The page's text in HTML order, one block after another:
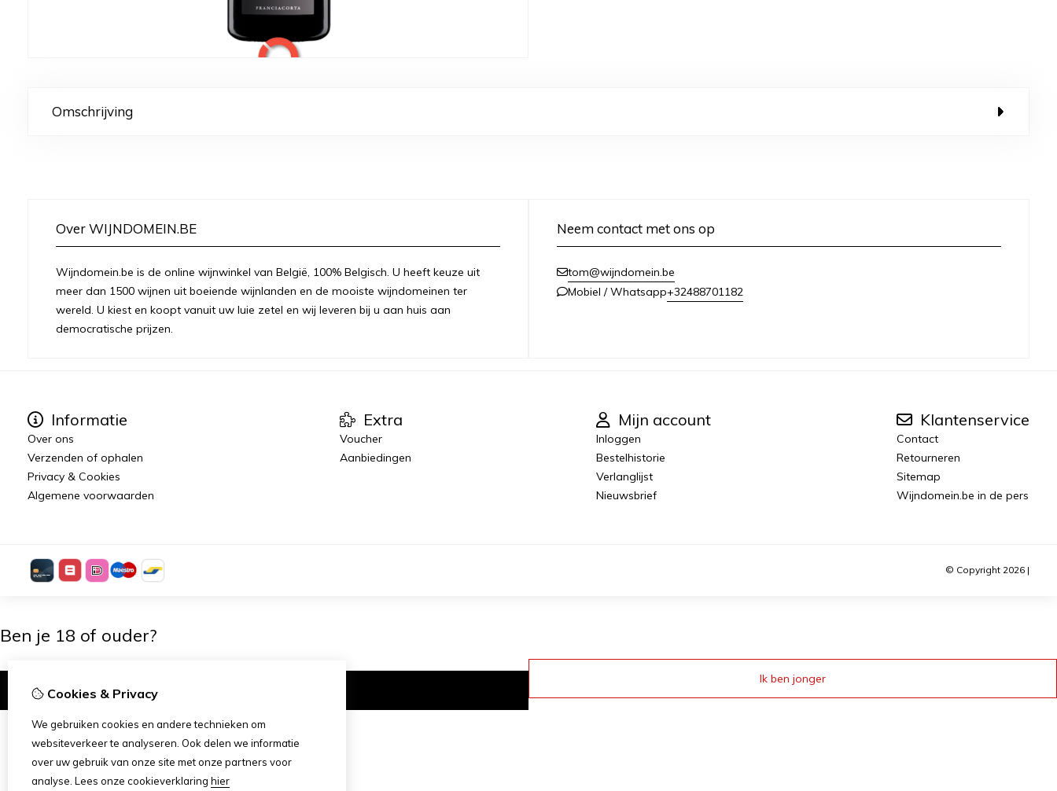
Omschrijving
Over WIJNDOMEIN.BE
Wijndomein.be is de online wijnwinkel van België, 100% Belgisch. U heeft keuze uit
meer dan 1500 wijnen uit boeiende wijnlanden en de mooiste wijndomeinen ter
wereld. U kiest en koopt vanuit uw luie zetel en wij leveren bij u aan huis aan
democratische prijzen.
Neem contact met ons op
tom@wijndomein.be
Mobiel / Whatsapp+32488701182
Informatie
Over ons
Verzenden of ophalen
Privacy & Cookies
Algemene voorwaarden
Extra
Voucher
Aanbiedingen
Mijn account
Inloggen
Bestelhistorie
Verlanglijst
Nieuwsbrief
Klantenservice
Contact
Retourneren
Sitemap
Wijndomein.be in de pers
© Copyright 2026 |
Cookies & Privacy
We gebruiken cookies en andere technieken om
websiteverkeer te analyseren. Ook delen we informatie
over uw gebruik van onze site met onze partners voor
analyse. Lees onze cookieverklaring hier
Ben je 18 of ouder?
Ik ben jonger